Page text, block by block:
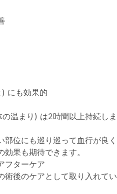
にも効果的
温まり) は2時間以上持続しま
位にも巡り巡って血行が良く
果も期待できます。
フターケア
術後のケアとして取り入れてい